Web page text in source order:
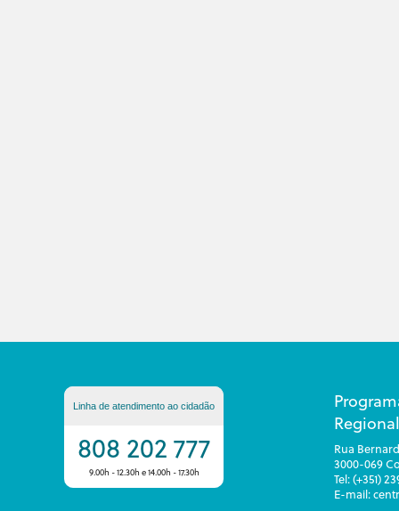
Linha de atendimento ao cidadão
808 202 777
9.00h - 12.30h e 14.00h - 17.30h
Rua
3000-069
Tel: (+351)
E-mail: